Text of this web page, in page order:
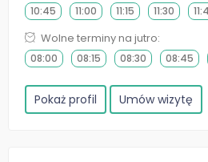
10:45 11:00 11:15 11:30
Wolne terminy na jutro:
08:00 08:15 08:30 08:45
Pokaż profil Umów wizytę